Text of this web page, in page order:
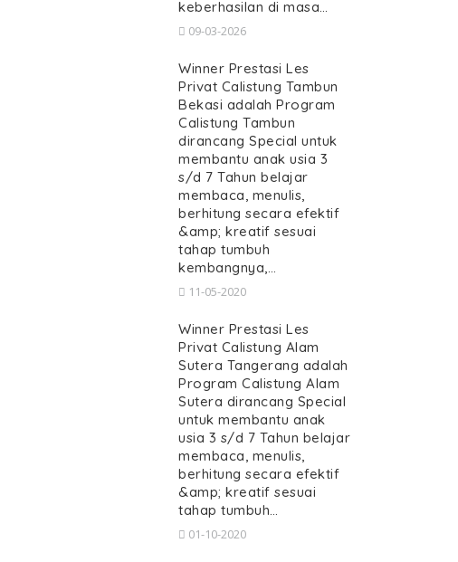
keberhasilan di masa…
09-03-2026
Winner Prestasi Les
Privat Calistung Tambun
Bekasi adalah Program
Calistung Tambun
dirancang Special untuk
membantu anak usia 3
s/d 7 Tahun belajar
membaca, menulis,
berhitung secara efektif
&amp; kreatif sesuai
tahap tumbuh
kembangnya,…
11-05-2020
Winner Prestasi Les
Privat Calistung Alam
Sutera Tangerang adalah
Program Calistung Alam
Sutera dirancang Special
untuk membantu anak
usia 3 s/d 7 Tahun belajar
membaca, menulis,
berhitung secara efektif
&amp; kreatif sesuai
tahap tumbuh…
01-10-2020